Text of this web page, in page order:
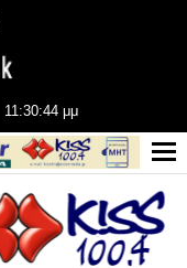
11:30:46 μμ